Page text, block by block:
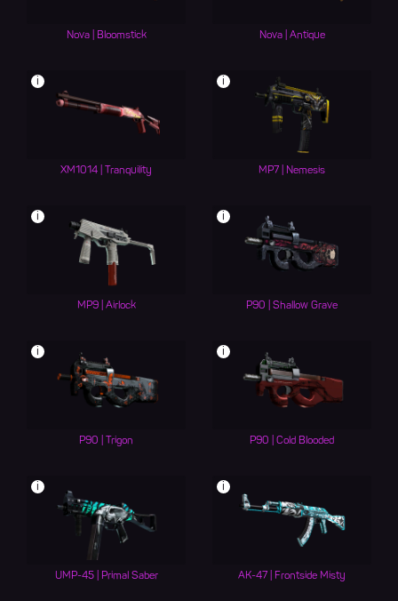
Nova | Bloomstick Nova | Antique
i
XM1014 | Tranquility
i
MP7 | Nemesis
i
MP9 | Airlock
i
P90 | Shallow Grave
i
P90 | Trigon
i
P90 | Cold Blooded
i
UMP-45 | Primal Saber
i
AK-47 | Frontside Misty